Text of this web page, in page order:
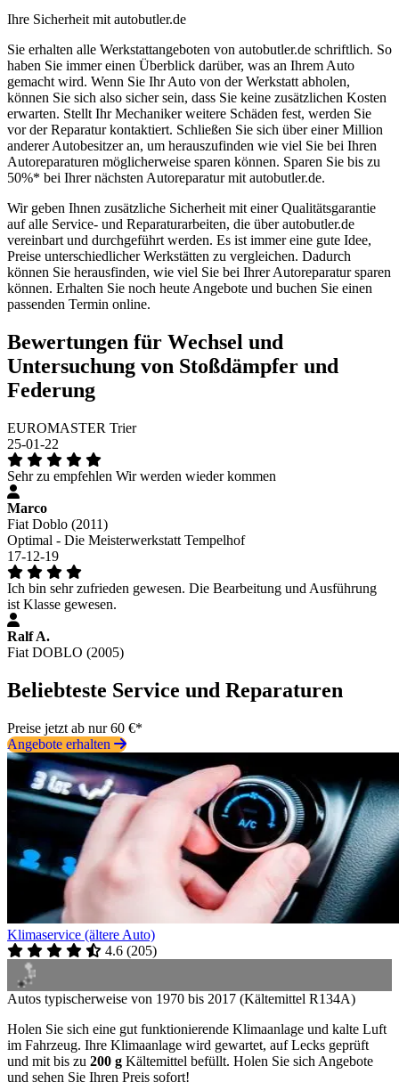
Ihre Sicherheit mit autobutler.de
Sie erhalten alle Werkstattangeboten von autobutler.de schriftlich. So
haben Sie immer einen Überblick darüber, was an Ihrem Auto
gemacht wird. Wenn Sie Ihr Auto von der Werkstatt abholen,
können Sie sich also sicher sein, dass Sie keine zusätzlichen Kosten
erwarten. Stellt Ihr Mechaniker weitere Schäden fest, werden Sie
vor der Reparatur kontaktiert. Schließen Sie sich über einer Million
anderer Autobesitzer an, um herauszufinden wie viel Sie bei Ihren
Autoreparaturen möglicherweise sparen können. Sparen Sie bis zu
50%* bei Ihrer nächsten Autoreparatur mit autobutler.de.
Wir geben Ihnen zusätzliche Sicherheit mit einer Qualitätsgarantie
auf alle Service- und Reparaturarbeiten, die über autobutler.de
vereinbart und durchgeführt werden. Es ist immer eine gute Idee,
Preise unterschiedlicher Werkstätten zu vergleichen. Dadurch
können Sie herausfinden, wie viel Sie bei Ihrer Autoreparatur sparen
können. Erhalten Sie noch heute Angebote und buchen Sie einen
passenden Termin online.
Bewertungen für Wechsel und
Untersuchung von Stoßdämpfer und
Federung
EUROMASTER Trier
25-01-22
Sehr zu empfehlen Wir werden wieder kommen
Marco
Fiat Doblo (2011)
Optimal - Die Meisterwerkstatt Tempelhof
17-12-19
Ich bin sehr zufrieden gewesen. Die Bearbeitung und Ausführung
ist Klasse gewesen.
Ralf A.
Fiat DOBLO (2005)
Beliebteste Service und Reparaturen
Preise jetzt ab nur 60 €*
Angebote erhalten
Klimaservice (ältere Auto)
4.6 (205)
Autos typischerweise von 1970 bis 2017 (Kältemittel R134A)
Holen Sie sich eine gut funktionierende Klimaanlage und kalte Luft
im Fahrzeug. Ihre Klimaanlage wird gewartet, auf Lecks geprüft
und mit bis zu 200 g Kältemittel befüllt. Holen Sie sich Angebote
und sehen Sie Ihren Preis sofort!